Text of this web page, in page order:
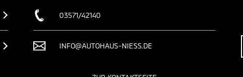
03571/42140
INFO@AUTOHAUS-NIESS.DE